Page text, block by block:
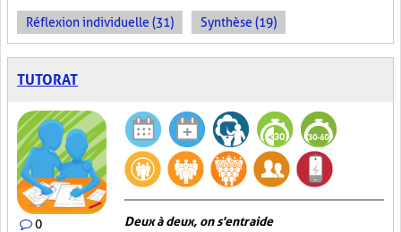
Réflexion individuelle (31) Synthèse (19)
TUTORAT
0 Deux à deux, on s'entraide